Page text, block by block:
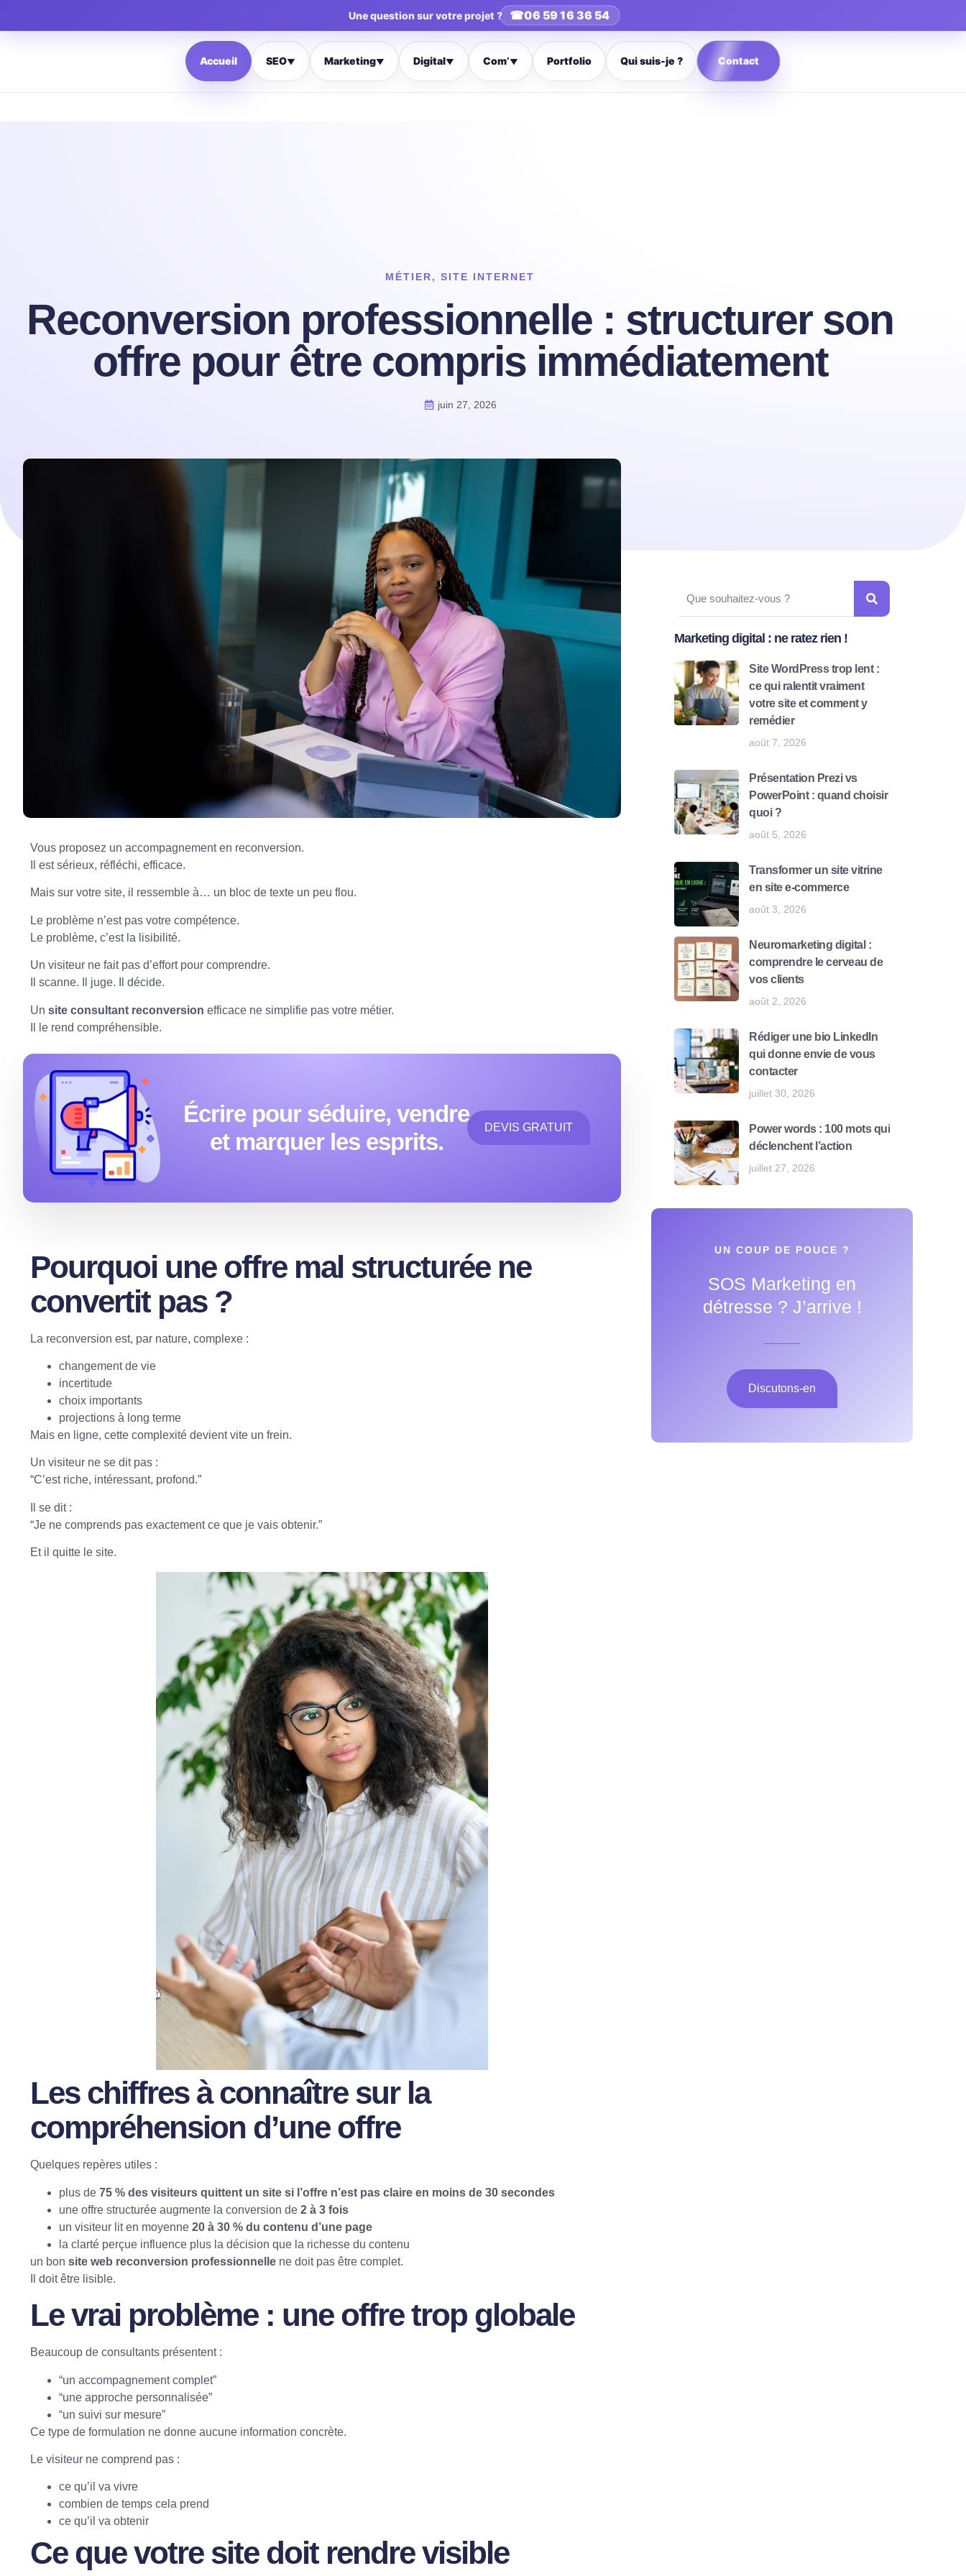
Une question sur votre projet ? ☎06 59 16 36 54
Accueil SEO▼ Marketing▼ Digital▼ Com’▼ Portfolio Qui suis-je ? Contact
MÉTIER, SITE INTERNET
Reconversion professionnelle : structurer son
offre pour être compris immédiatement
juin 27, 2026
Vous proposez un accompagnement en reconversion.
Il est sérieux, réfléchi, efficace.
Mais sur votre site, il ressemble à… un bloc de texte un peu flou.
Le problème n’est pas votre compétence.
Le problème, c’est la lisibilité.
Un visiteur ne fait pas d’effort pour comprendre.
Il scanne. Il juge. Il décide.
Un site consultant reconversion efficace ne simplifie pas votre métier.
Il le rend compréhensible.
Écrire pour séduire, vendre
et marquer les esprits.
DEVIS GRATUIT
Pourquoi une offre mal structurée ne
convertit pas ?
La reconversion est, par nature, complexe :
changement de vie
incertitude
choix importants
projections à long terme
Mais en ligne, cette complexité devient vite un frein.
Un visiteur ne se dit pas :
“C’est riche, intéressant, profond.”
Il se dit :
“Je ne comprends pas exactement ce que je vais obtenir.”
Et il quitte le site.
Les chiffres à connaître sur la
compréhension d’une offre
Quelques repères utiles :
plus de 75 % des visiteurs quittent un site si l’offre n’est pas claire en moins de 30 secondes
une offre structurée augmente la conversion de 2 à 3 fois
un visiteur lit en moyenne 20 à 30 % du contenu d’une page
la clarté perçue influence plus la décision que la richesse du contenu
un bon site web reconversion professionnelle ne doit pas être complet.
Il doit être lisible.
Le vrai problème : une offre trop globale
Beaucoup de consultants présentent :
“un accompagnement complet”
“une approche personnalisée”
“un suivi sur mesure”
Ce type de formulation ne donne aucune information concrète.
Le visiteur ne comprend pas :
ce qu’il va vivre
combien de temps cela prend
ce qu’il va obtenir
Ce que votre site doit rendre visible
Marketing digital : ne ratez rien !
Site WordPress trop lent :
ce qui ralentit vraiment
votre site et comment y
remédier
août 7, 2026
Présentation Prezi vs
PowerPoint : quand choisir
quoi ?
août 5, 2026
Transformer un site vitrine
en site e-commerce
août 3, 2026
Neuromarketing digital :
comprendre le cerveau de
vos clients
août 2, 2026
Rédiger une bio LinkedIn
qui donne envie de vous
contacter
juillet 30, 2026
Power words : 100 mots qui
déclenchent l’action
juillet 27, 2026
UN COUP DE POUCE ?
SOS Marketing en
détresse ? J’arrive !
Discutons-en